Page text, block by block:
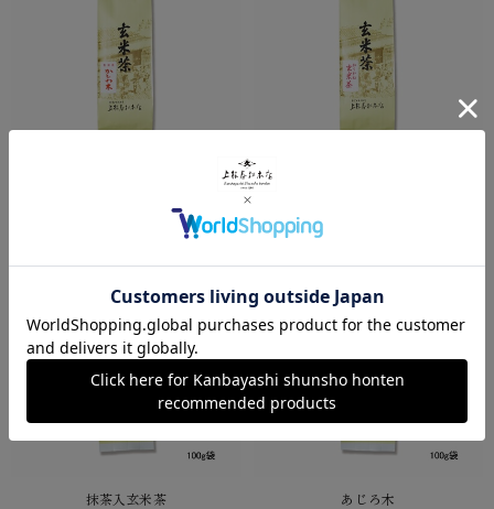
抹茶入玄米茶 あじろ木